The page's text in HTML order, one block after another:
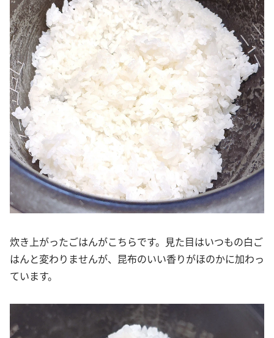
炊き上がったごはんがこちらです。見た目はいつもの白ご
はんと変わりませんが、昆布のいい香りがほのかに加わっ
ています。